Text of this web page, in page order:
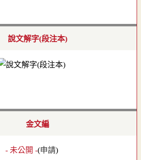
說文解字(段注本)
金文編
- 未公開 -(申請)